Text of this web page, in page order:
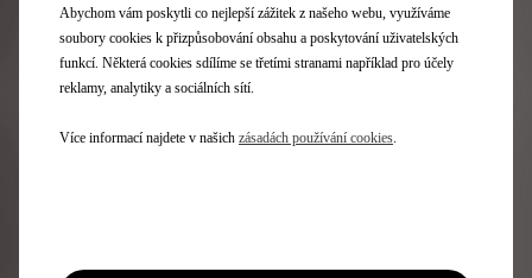
Abychom vám poskytli co nejlepší zážitek z našeho webu, využíváme
soubory cookies k přizpůsobování obsahu a poskytování uživatelských
funkcí. Některá cookies sdílíme se třetími stranami například pro účely
reklamy, analytiky a sociálních sítí.
Více informací najdete v našich zásadách používání cookies